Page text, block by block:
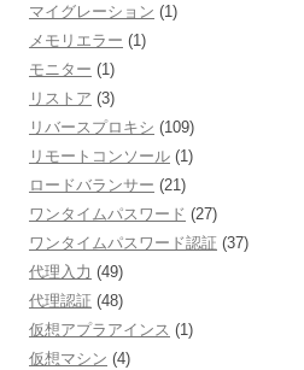
マイグレーション (1)
メモリエラー (1)
モニター (1)
リストア (3)
リバースプロキシ (109)
リモートコンソール (1)
ロードバランサー (21)
ワンタイムパスワード (27)
ワンタイムパスワード認証 (37)
代理入力 (49)
代理認証 (48)
仮想アプラアインス (1)
仮想マシン (4)